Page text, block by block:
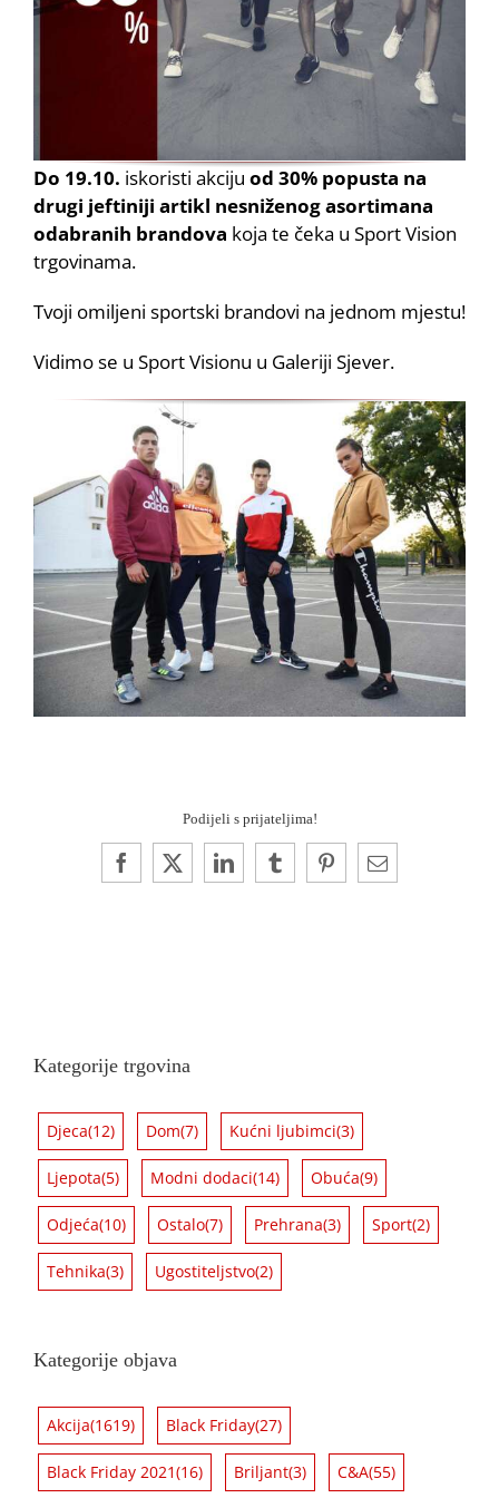
Do 19.10. iskoristi akciju od 30% popusta na
drugi jeftiniji artikl nesniženog asortimana
odabranih brandova koja te čeka u Sport Vision
trgovinama.
Tvoji omiljeni sportski brandovi na jednom mjestu!
Vidimo se u Sport Visionu u Galeriji Sjever.
Podijeli s prijateljima!
Facebook
X LinkedInTumblrPinterestEmail:
Kategorije trgovina
Djeca(12) Dom(7) Kućni ljubimci(3)
Ljepota(5) Modni dodaci(14) Obuća(9)
Odjeća(10) Ostalo(7) Prehrana(3) Sport(2)
Tehnika(3) Ugostiteljstvo(2)
Kategorije objava
Akcija(1619) Black Friday(27)
Black Friday 2021(16) Briljant(3) C&A(55)